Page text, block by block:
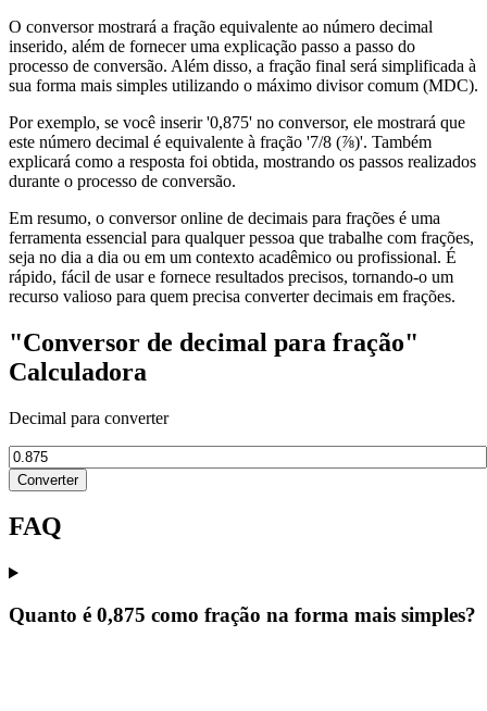
O conversor mostrará a fração equivalente ao número decimal
inserido, além de fornecer uma explicação passo a passo do
processo de conversão. Além disso, a fração final será simplificada à
sua forma mais simples utilizando o máximo divisor comum (MDC).
Por exemplo, se você inserir '0,875' no conversor, ele mostrará que
este número decimal é equivalente à fração '7/8 (⅞)'. Também
explicará como a resposta foi obtida, mostrando os passos realizados
durante o processo de conversão.
Em resumo, o conversor online de decimais para frações é uma
ferramenta essencial para qualquer pessoa que trabalhe com frações,
seja no dia a dia ou em um contexto acadêmico ou profissional. É
rápido, fácil de usar e fornece resultados precisos, tornando-o um
recurso valioso para quem precisa converter decimais em frações.
"Conversor de decimal para fração"
Calculadora
Decimal para converter
Converter
FAQ
Quanto é 0,875 como fração na forma mais simples?